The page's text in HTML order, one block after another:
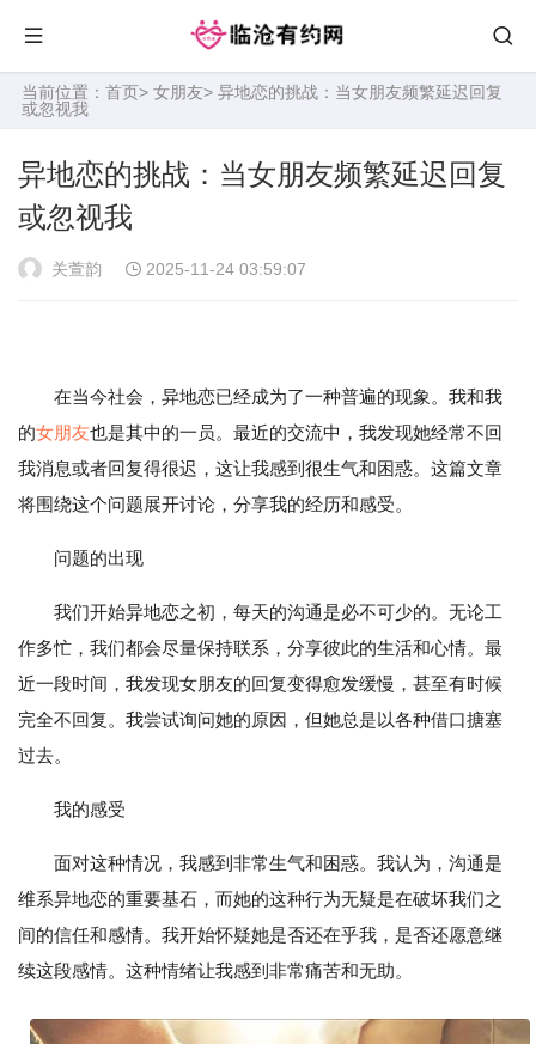
当前位置： 首页> 女朋友> 异地恋的挑战：当女朋友频繁延迟回复
或忽视我
异地恋的挑战：当女朋友频繁延迟回复
或忽视我
关萱韵 2025-11-24 03:59:07
在当今社会，异地恋已经成为了一种普遍的现象。我和我
的女朋友也是其中的一员。最近的交流中，我发现她经常不回
我消息或者回复得很迟，这让我感到很生气和困惑。这篇文章
将围绕这个问题展开讨论，分享我的经历和感受。
问题的出现
我们开始异地恋之初，每天的沟通是必不可少的。无论工
作多忙，我们都会尽量保持联系，分享彼此的生活和心情。最
近一段时间，我发现女朋友的回复变得愈发缓慢，甚至有时候
完全不回复。我尝试询问她的原因，但她总是以各种借口搪塞
过去。
我的感受
面对这种情况，我感到非常生气和困惑。我认为，沟通是
维系异地恋的重要基石，而她的这种行为无疑是在破坏我们之
间的信任和感情。我开始怀疑她是否还在乎我，是否还愿意继
续这段感情。这种情绪让我感到非常痛苦和无助。